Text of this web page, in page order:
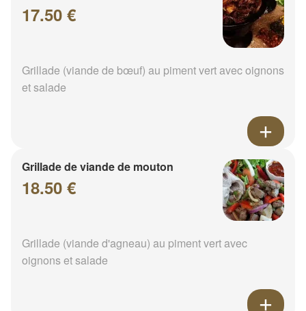
17.50 €
Grillade (viande de bœuf) au piment vert avec oignons
et salade
Grillade de viande de mouton
18.50 €
Grillade (viande d'agneau) au piment vert avec
oignons et salade